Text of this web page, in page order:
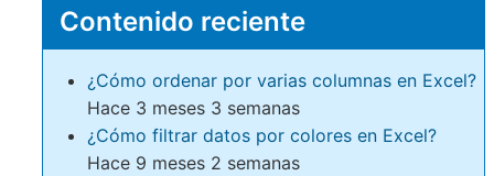
Contenido reciente
¿Cómo ordenar por varias columnas en Excel?
Hace 3 meses 3 semanas
¿Cómo filtrar datos por colores en Excel?
Hace 9 meses 2 semanas